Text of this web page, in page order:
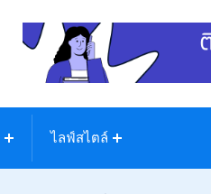
ไลฟ์สไตล์